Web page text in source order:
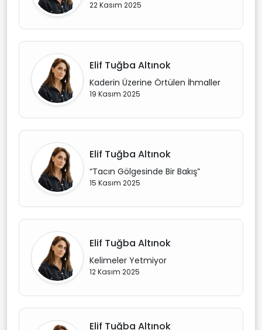
22 Kasım 2025
Elif Tuğba Altınok
Kaderin Üzerine Örtülen İhmaller
19 Kasım 2025
Elif Tuğba Altınok
“Tacın Gölgesinde Bir Bakış”
15 Kasım 2025
Elif Tuğba Altınok
Kelimeler Yetmiyor
12 Kasım 2025
Elif Tuğba Altınok